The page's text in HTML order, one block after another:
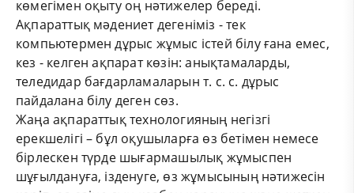
көмегімен оқыту оң нәтижелер береді.
Ақпараттық мәдениет дегеніміз - тек
компьютермен дұрыс жұмыс істей білу ғана емес,
кез - келген ақпарат көзін: анықтамаларды,
теледидар бағдарламаларын т. с. с. дұрыс
пайдалана білу деген сөз.
Жаңа ақпараттық технологияның негізгі
ерекшелігі – бұл оқушыларға өз бетімен немесе
бірлескен түрде шығармашылық жұмыспен
шұғылдануға, ізденуге, өз жұмысының нәтижесін